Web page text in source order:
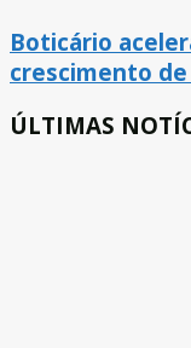
Boticário
crescimento
ÚLTIMAS